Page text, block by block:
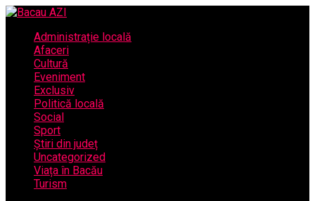
Administrație locală
Afaceri
Cultură
Eveniment
Exclusiv
Politică locală
Social
Sport
Știri din județ
Uncategorized
Viața în Bacău
Turism